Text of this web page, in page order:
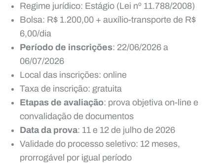
Regime jurídico: Estágio (Lei nº 11.788/2008)
Bolsa: R$ 1.200,00 + auxílio-transporte de R$
6,00/dia
Período de inscrições: 22/06/2026 a
06/07/2026
Local das inscrições: online
Taxa de inscrição: gratuita
Etapas de avaliação: prova objetiva on-line e
convalidação de documentos
Data da prova: 11 e 12 de julho de 2026
Validade do processo seletivo: 12 meses,
prorrogável por igual período